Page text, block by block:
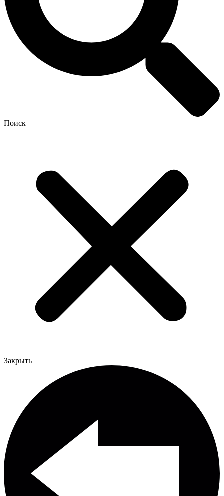
Поиск
Закрыть